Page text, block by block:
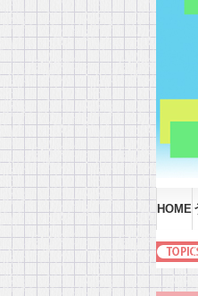
HOME